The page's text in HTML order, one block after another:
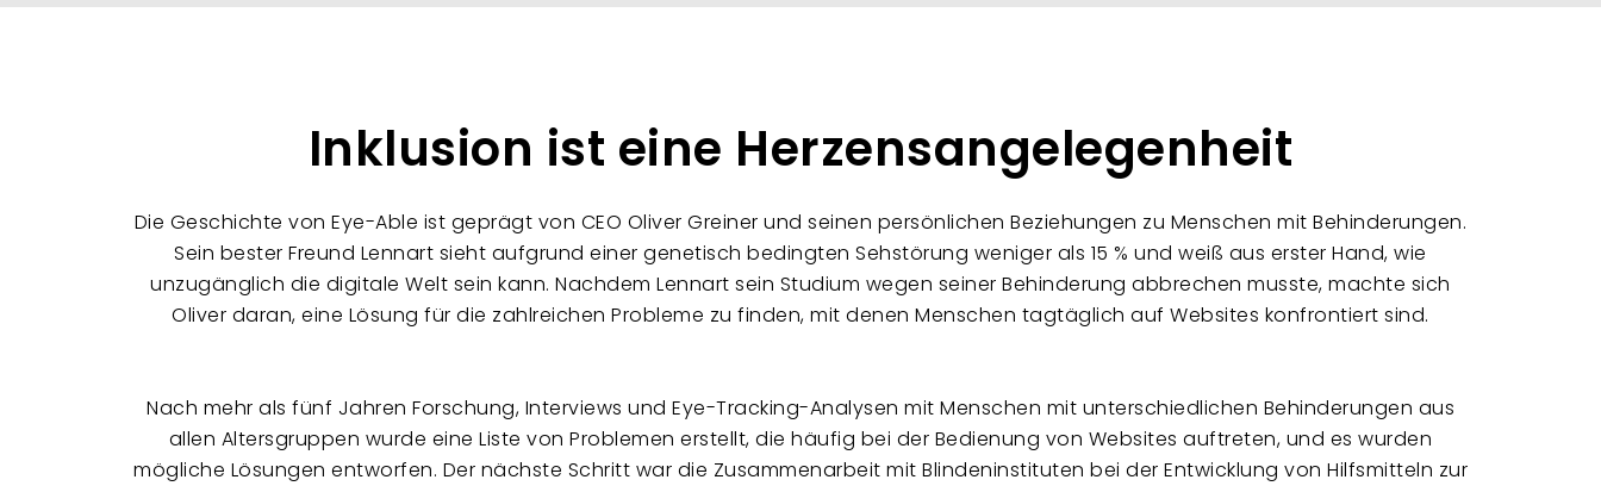
Inklusion ist eine Herzensangelegenheit
Die Geschichte von Eye-Able ist geprägt von CEO Oliver Greiner und seinen persönlichen Beziehungen zu Menschen mit Behinderungen.
Sein bester Freund Lennart sieht aufgrund einer genetisch bedingten Sehstörung weniger als 15 % und weiß aus erster Hand, wie
unzugänglich die digitale Welt sein kann. Nachdem Lennart sein Studium wegen seiner Behinderung abbrechen musste, machte sich
Oliver daran, eine Lösung für die zahlreichen Probleme zu finden, mit denen Menschen tagtäglich auf Websites konfrontiert sind.
Nach mehr als fünf Jahren Forschung, Interviews und Eye-Tracking-Analysen mit Menschen mit unterschiedlichen Behinderungen aus
allen Altersgruppen wurde eine Liste von Problemen erstellt, die häufig bei der Bedienung von Websites auftreten, und es wurden
mögliche Lösungen entworfen. Der nächste Schritt war die Zusammenarbeit mit Blindeninstituten bei der Entwicklung von Hilfsmitteln zur